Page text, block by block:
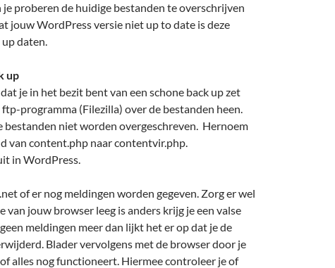
proberen de huidige bestanden te overschrijven
jouw WordPress versie niet up to date is deze
daten.
up
je in het bezit bent van een schone back up zet
ftp-programma (Filezilla) over de bestanden heen.
bestanden niet worden overgeschreven. Hernoem
van content.php naar contentvir.php.
in WordPress.
of er nog meldingen worden gegeven. Zorg er wel
van jouw browser leeg is anders krijg je een valse
meldingen meer dan lijkt het er op dat je de
Blader vervolgens met de browser door je
alles nog functioneert. Hiermee controleer je of